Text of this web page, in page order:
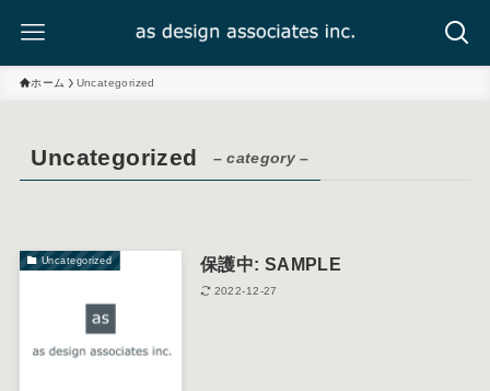
ホーム Uncategorized
Uncategorized – category –
Uncategorized 保護中: SAMPLE
2022-12-27